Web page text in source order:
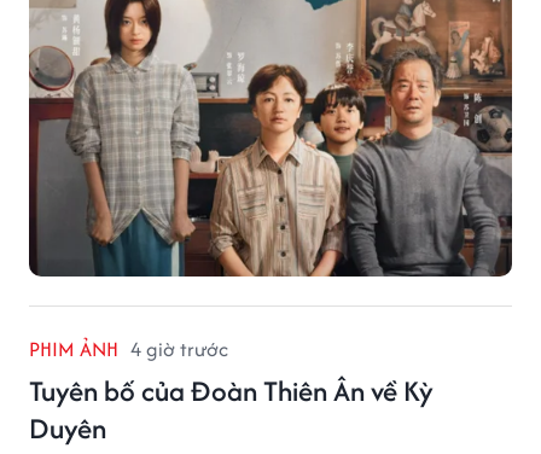
PHIM ẢNH 4 giờ trước
Tuyên bố của Đoàn Thiên Ân về Kỳ
Duyên